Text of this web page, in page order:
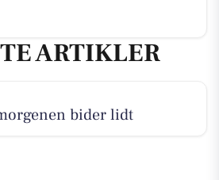
ARTIKLER
bider lidt